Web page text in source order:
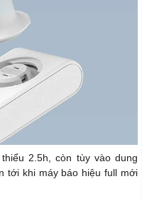
2.5h, còn tùy vào dung
tới khi máy báo hiệu full mới